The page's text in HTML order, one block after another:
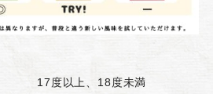
17度以上、18度未満